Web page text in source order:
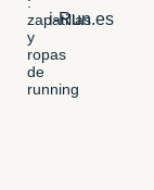
i-Run.es